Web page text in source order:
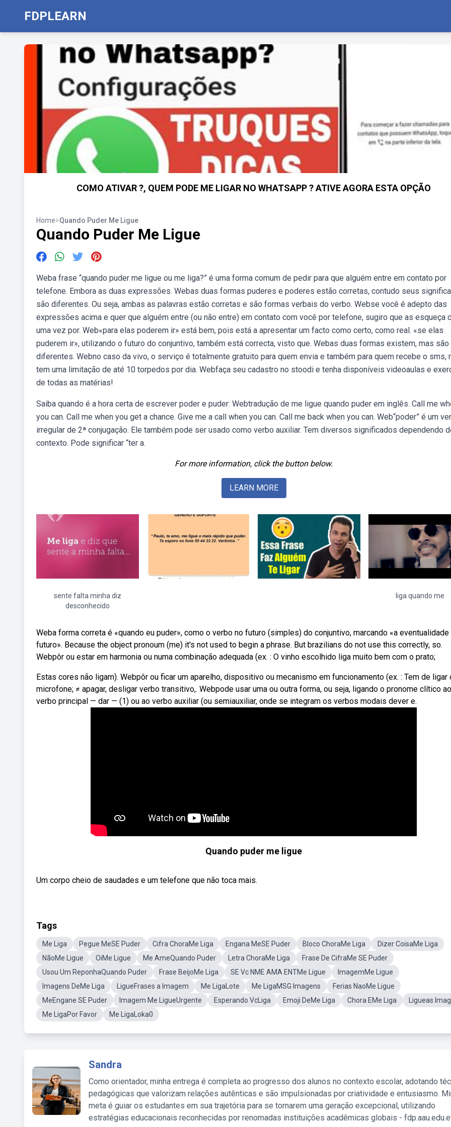
FDPLEARN
COMO ATIVAR ?, QUEM PODE ME LIGAR NO WHATSAPP ? ATIVE AGORA ESTA OPÇÃO
Home>Quando Puder Me Ligue
Quando Puder Me Ligue
Weba frase “quando puder me ligue ou me liga?” é uma forma comum de pedir para que alguém entre em contato por
telefone. Embora as duas expressões. Webas duas formas puderes e poderes estão corretas, contudo seus
são diferentes. Ou seja, ambas as palavras estão corretas e são formas verbais do verbo. Webse você é adepto das
expressões acima e quer que alguém entre (ou não entre) em contato com você por telefone, sugiro que as esqueça
uma vez por. Web«para elas poderem ir» está bem, pois está a apresentar um facto como certo, como real. «se elas
puderem ir», utilizando o futuro do conjuntivo, também está correcta, visto que. Webas duas formas existem, mas são
diferentes. Webno caso da vivo, o serviço é totalmente gratuito para quem envia e também para quem recebe o sms,
tem uma limitação de até 10 torpedos por dia. Webfaça seu cadastro no stoodi e tenha disponíveis videoaulas e
de todas as matérias!
Saiba quando é a hora certa de escrever poder e puder: Webtradução de me ligue quando puder em inglês. Call me
you can. Call me when you get a chance. Give me a call when you can. Call me back when you can. Web“poder” é um
irregular de 2ª conjugação. Ele também pode ser usado como verbo auxiliar. Tem diversos significados dependendo
contexto. Pode significar “ter a.
For more information, click the button below.
LEARN MORE
sente falta minha diz
desconhecido
liga quando me
Weba forma correta é «quando eu puder», como o verbo no futuro (simples) do conjuntivo, marcando «a eventualidade
futuro». Because the object pronoum (me) it's not used to begin a phrase. But brazilians do not use this correctly, so.
Webpôr ou estar em harmonia ou numa combinação adequada (ex. : O vinho escolhido liga muito bem com o prato;
Estas cores não ligam). Webpôr ou ficar um aparelho, dispositivo ou mecanismo em funcionamento (ex. : Tem de ligar
microfone; ≠ apagar, desligar verbo transitivo,. Webpode usar uma ou outra forma, ou seja, ligando o pronome clítico ao
verbo principal — dar — (1) ou ao verbo auxiliar (ou semiauxiliar, onde se integram os verbos modais dever e.
Quando puder me ligue
Um corpo cheio de saudades e um telefone que não toca mais.
Tags
Me Liga Pegue MeSE Puder Cifra ChoraMe Liga Engana MeSE Puder Bloco ChoraMe Liga
Dizer CoisaMe Liga
NãoMe Ligue
OiMe Ligue Me AmeQuando Puder Letra ChoraMe Liga
Frase De CifraMe SE Puder
Usou Um ReponhaQuando Puder
Frase BeijoMe Liga SE Vc NME AMA ENTMe Ligue
ImagemMe Ligue
Imagens DeMe Liga
LigueFrases a Imagem Me LigaLote Me LigaMSG Imagens
Ferias NaoMe Ligue
MeEngane SE Puder
Imagem Me LigueUrgente Esperando VcLiga Emoji DeMe Liga Chora EMe Liga
Ligueas
Me LigaPor Favor
Me LigaLoka0
Sandra
Como orientador, minha entrega é completa ao progresso dos alunos no contexto escolar, adotando
pedagógicas que valorizam relações autênticas e são impulsionadas por criatividade e entusiasmo.
meta é guiar os estudantes em sua trajetória para se tornarem uma geração excepcional, utilizando
estratégias educacionais reconhecidas por renomadas instituições acadêmicas globais -